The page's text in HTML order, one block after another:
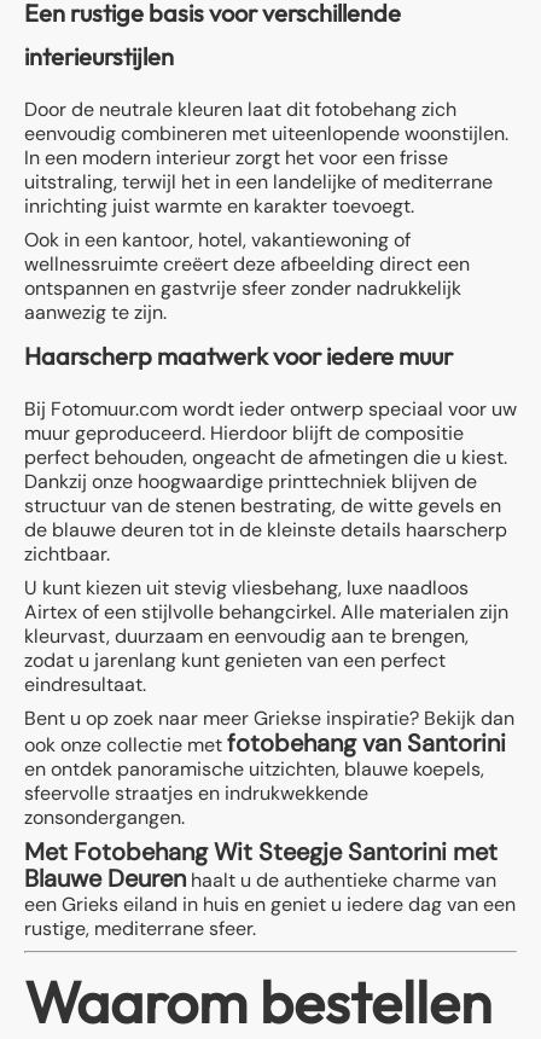
Een rustige basis voor verschillende
interieurstijlen
Door de neutrale kleuren laat dit fotobehang zich
eenvoudig combineren met uiteenlopende woonstijlen.
In een modern interieur zorgt het voor een frisse
uitstraling, terwijl het in een landelijke of mediterrane
inrichting juist warmte en karakter toevoegt.
Ook in een kantoor, hotel, vakantiewoning of
wellnessruimte creëert deze afbeelding direct een
ontspannen en gastvrije sfeer zonder nadrukkelijk
aanwezig te zijn.
Haarscherp maatwerk voor iedere muur
Bij Fotomuur.com wordt ieder ontwerp speciaal voor uw
muur geproduceerd. Hierdoor blijft de compositie
perfect behouden, ongeacht de afmetingen die u kiest.
Dankzij onze hoogwaardige printtechniek blijven de
structuur van de stenen bestrating, de witte gevels en
de blauwe deuren tot in de kleinste details haarscherp
zichtbaar.
U kunt kiezen uit stevig vliesbehang, luxe naadloos
Airtex of een stijlvolle behangcirkel. Alle materialen zijn
kleurvast, duurzaam en eenvoudig aan te brengen,
zodat u jarenlang kunt genieten van een perfect
eindresultaat.
Bent u op zoek naar meer Griekse inspiratie? Bekijk dan
ook onze collectie metfotobehang van Santorini
en ontdek panoramische uitzichten, blauwe koepels,
sfeervolle straatjes en indrukwekkende
zonsondergangen.
Met Fotobehang Wit Steegje Santorini met
Blauwe Deuren haalt u de authentieke charme van
een Grieks eiland in huis en geniet u iedere dag van een
rustige, mediterrane sfeer.
Waarom bestellen